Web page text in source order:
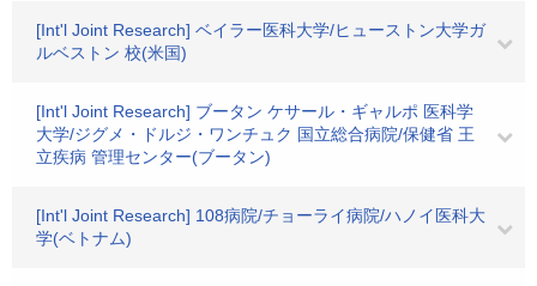
[Int'l Joint Research] ベイラー医科大学/ヒューストン大学ガ
ルベストン 校(米国)
[Int'l Joint Research] ブータン ケサール・ギャルポ 医科学
大学/ジグメ・ドルジ・ワンチュク 国立総合病院/保健省 王
立疾病 管理センター(ブータン)
[Int'l Joint Research] 108病院/チョーライ病院/ハノイ医科大
学(ベトナム)